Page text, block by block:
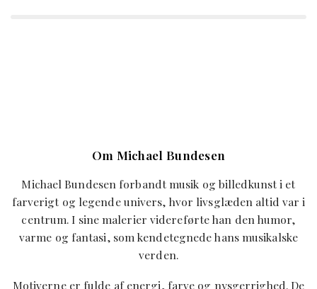
Om Michael Bundesen
Michael Bundesen forbandt musik og billedkunst i et
farverigt og legende univers, hvor livsglæden altid var i
centrum. I sine malerier videreførte han den humor,
varme og fantasi, som kendetegnede hans musikalske
verden.
Motiverne er fulde af energi, farve og nysgerrighed. De